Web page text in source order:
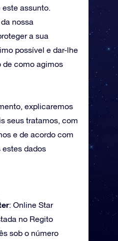
assunto.
nossa
a sua
possível e dar-lhe
de como agimos
explicaremos
seus tratamos, com
e de acordo com
estes dados
: Online Star
no Regito
sob o número